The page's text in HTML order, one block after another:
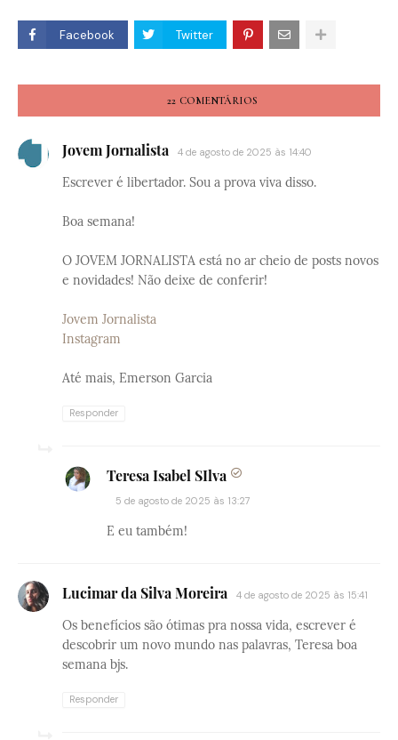
Facebook Twitter
22 COMENTÁRIOS
Jovem Jornalista 4 de agosto de 2025 às 14:40
Escrever é libertador. Sou a prova viva disso.
Boa semana!
O JOVEM JORNALISTA está no ar cheio de posts novos
e novidades! Não deixe de conferir!
Jovem Jornalista
Instagram
Até mais, Emerson Garcia
Responder
Teresa Isabel SIlva
5 de agosto de 2025 às 13:27
E eu também!
Lucimar da Silva Moreira 4 de agosto de 2025 às 15:41
Os benefícios são ótimas pra nossa vida, escrever é
descobrir um novo mundo nas palavras, Teresa boa
semana bjs.
Responder